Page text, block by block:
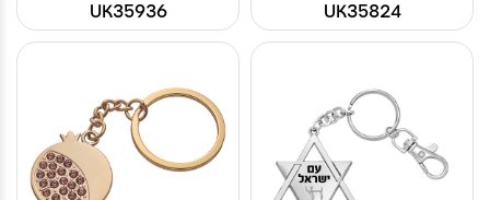
UK35824
UK35936